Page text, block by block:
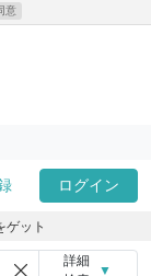
意
ログイン
ゲット
詳細
▼